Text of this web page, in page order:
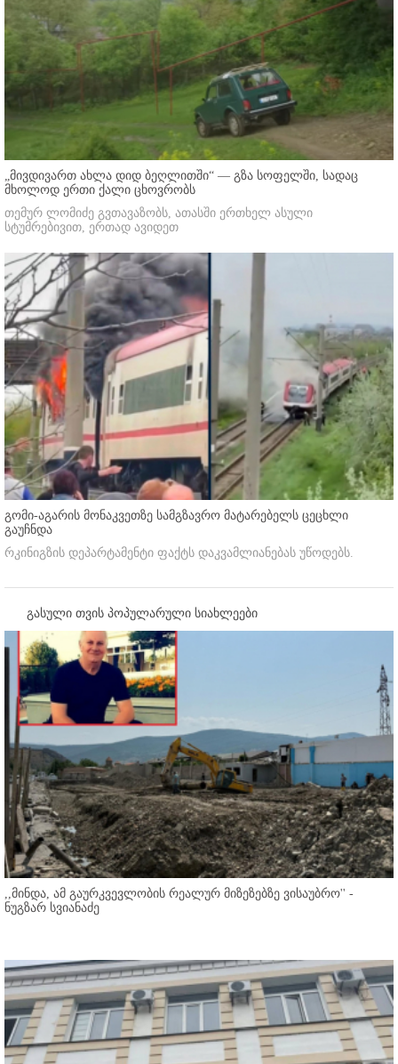
„მივდივართ ახლა დიდ ბეღლითში“ — გზა სოფელში, სადაც
მხოლოდ ერთი ქალი ცხოვრობს
თემურ ლომიძე გვთავაზობს, ათასში ერთხელ ასული
სტუმრებივით, ერთად ავიდეთ
გომი-აგარის მონაკვეთზე სამგზავრო მატარებელს ცეცხლი
გაუჩნდა
რკინიგზის დეპარტამენტი ფაქტს დაკვამლიანებას უწოდებს.
გასული თვის პოპულარული სიახლეები
,,მინდა, ამ გაურკვევლობის რეალურ მიზეზებზე ვისაუბრო'' -
ნუგზარ სვიანაძე